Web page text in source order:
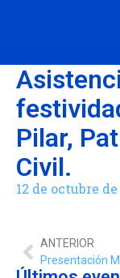
Pilar,
Civil.
12 de octubre de
ANTERIOR